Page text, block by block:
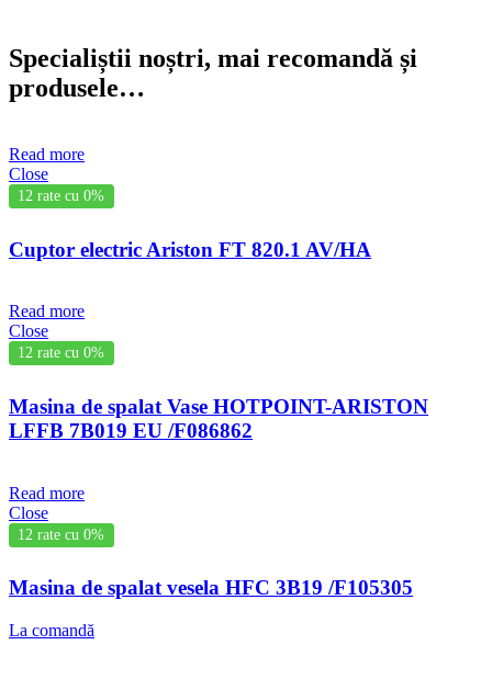
Specialiștii noștri, mai recomandă și
produsele…
Read more
Close
12 rate cu 0%
Cuptor electric Ariston FT 820.1 AV/HA
Read more
Close
12 rate cu 0%
Masina de spalat Vase HOTPOINT-ARISTON
LFFB 7B019 EU /F086862
Read more
Close
12 rate cu 0%
Masina de spalat vesela HFC 3B19 /F105305
La comandă